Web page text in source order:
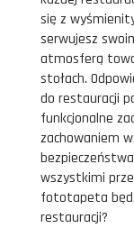
się z
serwujesz
atmosferą
stołach.
do restauracji
funkcjonalne
zachowaniem
wszystkimi
fototapeta
restauracji?